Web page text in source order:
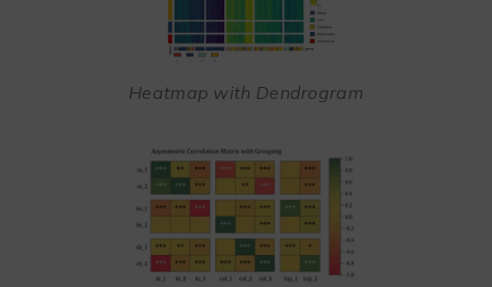
Heatmap with Dendrogram